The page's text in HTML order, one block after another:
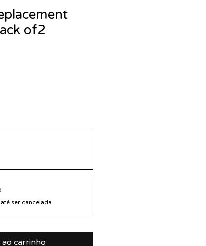
of2
ser cancelada
ao carrinho